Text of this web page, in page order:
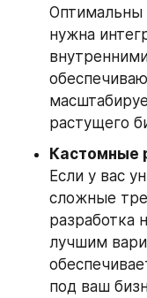
Оптимальны
нужна
растущего
Кастомные
Если у вас
сложные
разработка
лучшим
под ваш